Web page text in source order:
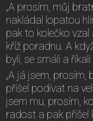
„A prosím, můj
nakládal lopatou
pak to kolečko
kříž poradnu. A
byli, se smáli a
„A já jsem,
přišel podívat na
jsem mu, prosím,
radost a pak přišel